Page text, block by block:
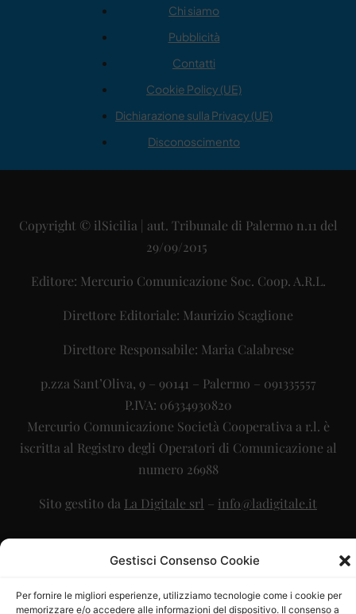
Gestisci Consenso Cookie
Per fornire le migliori esperienze, utilizziamo tecnologie come i cookie per
memorizzare e/o accedere alle informazioni del dispositivo. Il consenso a
Chi siamo
Pubblicità
Contatti
Cookie Policy (UE)
Dichiarazione sulla Privacy (UE)
Disconoscimento
Copyright © ilSicilia | aut. Tribunale di Palermo n.11 del
29/09/2015
Editore: Mercurio Comunicazione Soc. Coop. A.R.L.
Direttore Editoriale: Maurizio Scaglione
Direttore Responsabile: Maria Calabrese
p.zza Sant’Oliva, 9 – 90141 – Palermo – 091335557
P.IVA: 06334930820
Mercurio Comunicazione Società Cooperativa a r.l. è
iscritta al Registro degli Operatori di Comunicazione al
numero 26988
Sito gestito da La Digitale srl – info@ladigitale.it